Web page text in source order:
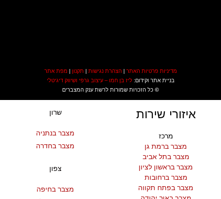
מדיניות פרטיות האתר | הצהרת נגישות | תקנון | מפת אתר
בניית אתר וקידום:ליז בן חמו – עיצוב גרפי ושיווק דיגיטלי
© כל הזכויות שמורות לרשת ענק המצברים
איזורי שירות
מרכז
מצבר ברמת גן
מצבר בתל אביב
מצבר בראשון לציון
מצבר ברחובות
מצבר בפתח תקווה
שרון
מצבר בנתניה
מצבר בחדרה
צפון
מצבר בחיפה